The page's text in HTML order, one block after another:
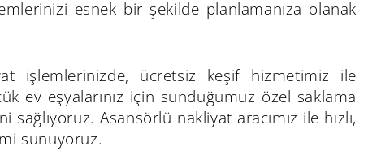
esnek bir şekilde planlamanıza olanak
işlemlerinizde, ücretsiz keşif hizmetimiz ile
ev eşyalarınız için sunduğumuz özel saklama
Asansörlü nakliyat aracımız ile hızlı,
sunuyoruz.